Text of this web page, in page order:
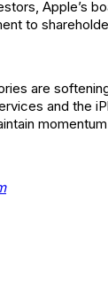
Apple’s
to
are
and the